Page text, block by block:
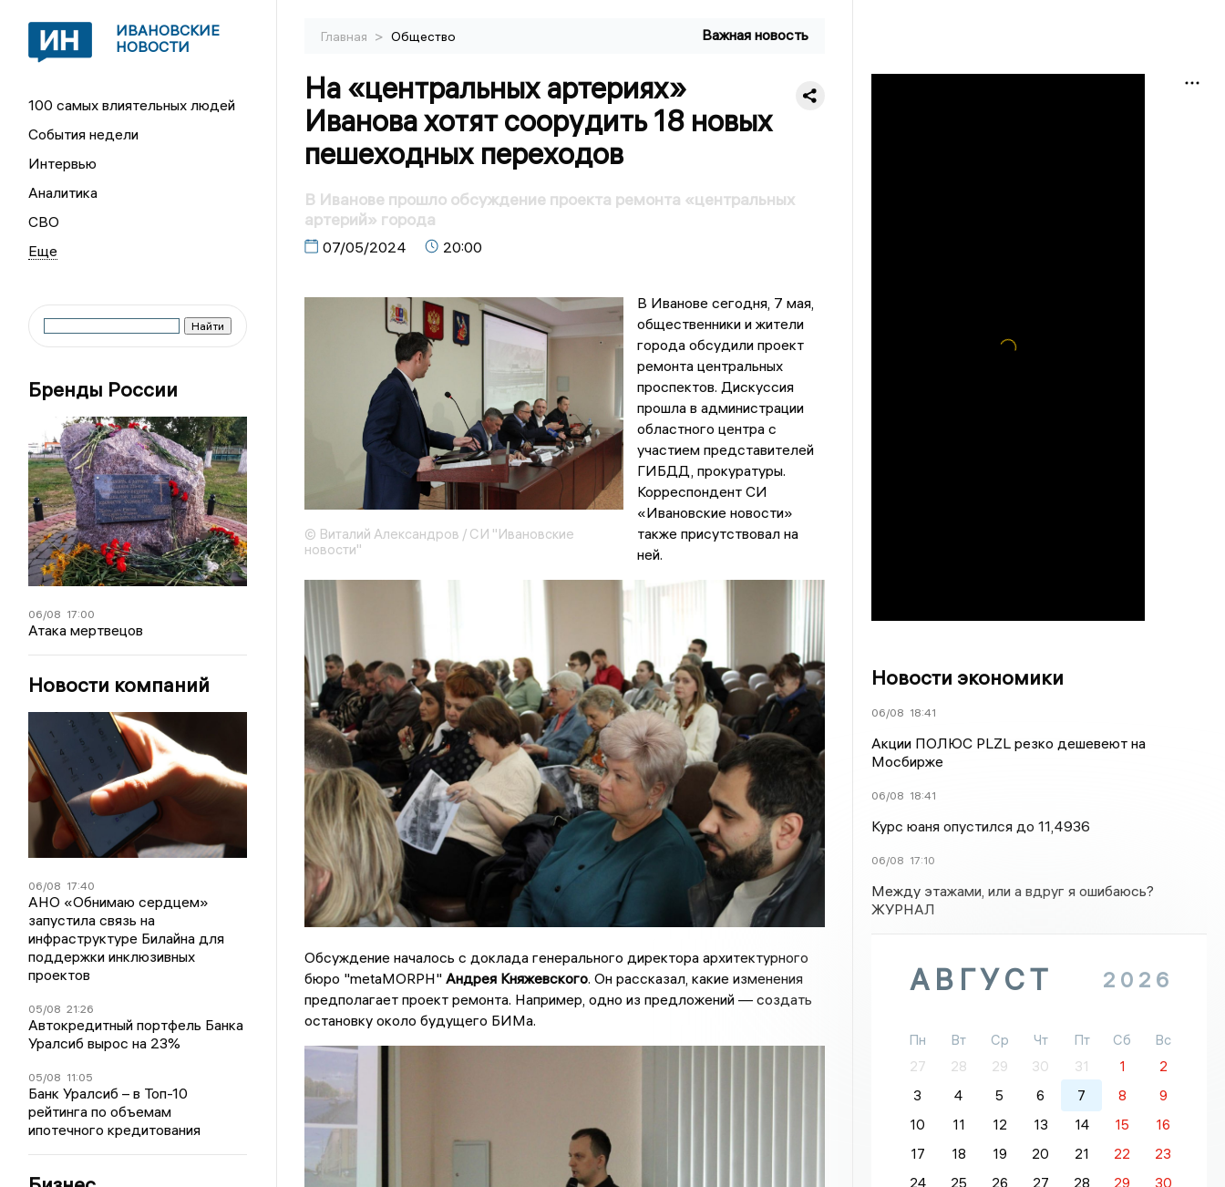
ИВАНОВСКИЕ
НОВОСТИ
100 самых влиятельных людей
События недели
Интервью
Аналитика
СВО
Бренды России
06/08 17:00
Атака мертвецов
Новости компаний
06/08 17:40
АНО «Обнимаю сердцем»
запустила связь на
инфраструктуре Билайна для
поддержки инклюзивных
проектов
05/08 21:26
Автокредитный портфель Банка
Уралсиб вырос на 23%
05/08 11:05
Банк Уралсиб – в Топ-10
рейтинга по объемам
ипотечного кредитования
Главная > Общество Важная новость
На «центральных артериях»
Иванова хотят соорудить 18 новых
пешеходных переходов
В Иванове прошло обсуждение проекта ремонта «центральных
артерий» города
07/05/2024 20:00
© Виталий Александров / СИ "Ивановские
новости"
В Иванове сегодня, 7 мая,
общественники и жители
города обсудили проект
ремонта центральных
проспектов. Дискуссия
прошла в администрации
областного центра с
участием представителей
ГИБДД, прокуратуры.
Корреспондент СИ
«Ивановские новости»
также присутствовал на
ней.
Обсуждение началось с доклада генерального директора архитектурного
бюро "metaMORPH" Андрея Княжевского. Он рассказал, какие изменения
предполагает проект ремонта. Например, одно из предложений — создать
остановку около будущего БИМа.
Новости экономики
06/08 18:41
Акции ПОЛЮС PLZL резко дешевеют на
Мосбирже
06/08 18:41
Курс юаня опустился до 11,4936
06/08 17:10
Между этажами, или а вдруг я ошибаюсь?
ЖУРНАЛ
АВГУСТ 2026
Пн Вт Ср Чт Пт Сб
Вс
27
28 29 30 31 1
2
3
4 5 6 7 8
9
10
11 12 13 14 15
16
17
18 19 20 21 22
23
24
25 26 27 28 29
30